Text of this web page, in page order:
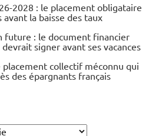
2028 : le placement obligataire
avant la baisse des taux
future : le document financier
signer avant ses vacances
collectif méconnu qui
des épargnants français